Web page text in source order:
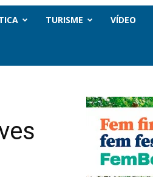
TURISME VÍDEO